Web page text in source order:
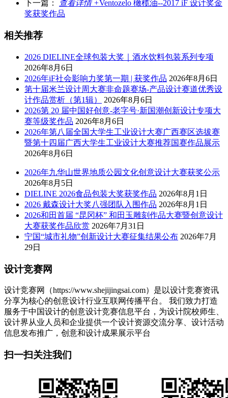
下一篇： 查看详情 +Ventozelo 橄榄油--2017 iF 设计奖金
奖获奖作品
相关推荐
2026 DIELINE全球包装大奖｜酒水饮料包装系列专项
2026年8月6日
2026年iF社会影响力奖第一期 | 获奖作品 2026年8月6日
第十届米兰设计周大赛非命题赛场-产品设计赛道优秀设
计作品赏析（第1辑）
2026年8月6日
2026第 20 届中国好创意-老字号·新国潮创新设计专项大
赛等级奖作品 2026年8月6日
2026年第八届全国大学生工业设计大赛广西赛区选拔赛
暨第十四届广西大学生工业设计大赛推荐国赛作品展示
2026年8月6日
2026年九华山世界地质公园文化创意设计大赛获奖公示
2026年8月5日
DIELINE 2026食品包装大奖获奖作品 2026年8月1日
2026 戴森设计大奖八强团队入围作品 2026年8月1日
2026和田首届 “昆冈杯” 和田玉雕刻作品大赛暨创意设计
大赛获奖作品欣赏 2026年7月31日
宁国“城市礼物”创新设计大赛征集结果公布 2026年7月
29日
设计竞赛网
设计竞赛网（https://www.shejijingsai.com）是以设计竞赛资讯
分享为核心的创意设计行业互联网传播平台。 我们致力打造
服务于中国设计的创意设计竞赛信息平台，为设计院校师生、
设计界从业人员和企业提供一个设计资源交流分享、设计活动
信息发布推广，创意和设计成果展示平台
扫一扫关注我们